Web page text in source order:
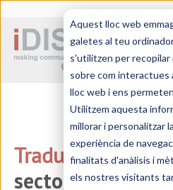
Aquest lloc web
galetes al teu
s'utilitzen per recopilar
sobre com interactues
lloc web i ens
Utilitzem aquesta
millorar i personalitzar
experiència de
finalitats d'anàlisis i
els nostres visitants
Tradu cció
sectorindustrial